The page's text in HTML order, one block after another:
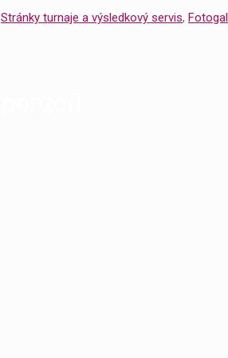
Stránky turnaje a výsledkový servis,